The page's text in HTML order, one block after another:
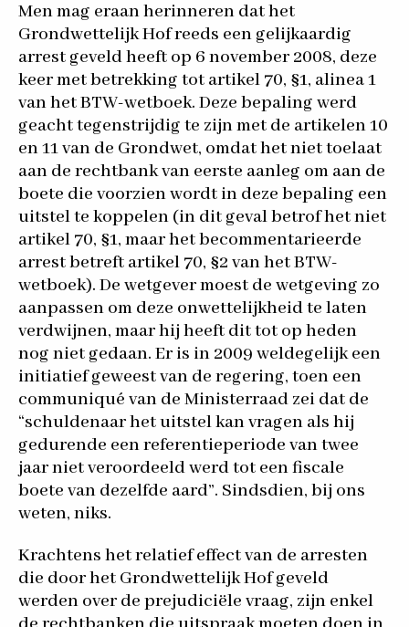
Men mag eraan herinneren dat het
Grondwettelijk Hof reeds een gelijkaardig
arrest geveld heeft op 6 november 2008, deze
keer met betrekking tot artikel 70, §1, alinea 1
van het BTW-wetboek. Deze bepaling werd
geacht tegenstrijdig te zijn met de artikelen 10
en 11 van de Grondwet, omdat het niet toelaat
aan de rechtbank van eerste aanleg om aan de
boete die voorzien wordt in deze bepaling een
uitstel te koppelen (in dit geval betrof het niet
artikel 70, §1, maar het becommentarieerde
arrest betreft artikel 70, §2 van het BTW-
wetboek). De wetgever moest de wetgeving zo
aanpassen om deze onwettelijkheid te laten
verdwijnen, maar hij heeft dit tot op heden
nog niet gedaan. Er is in 2009 weldegelijk een
initiatief geweest van de regering, toen een
communiqué van de Ministerraad zei dat de
“schuldenaar het uitstel kan vragen als hij
gedurende een referentieperiode van twee
jaar niet veroordeeld werd tot een fiscale
boete van dezelfde aard”. Sindsdien, bij ons
weten, niks.
Krachtens het relatief effect van de arresten
die door het Grondwettelijk Hof geveld
werden over de prejudiciële vraag, zijn enkel